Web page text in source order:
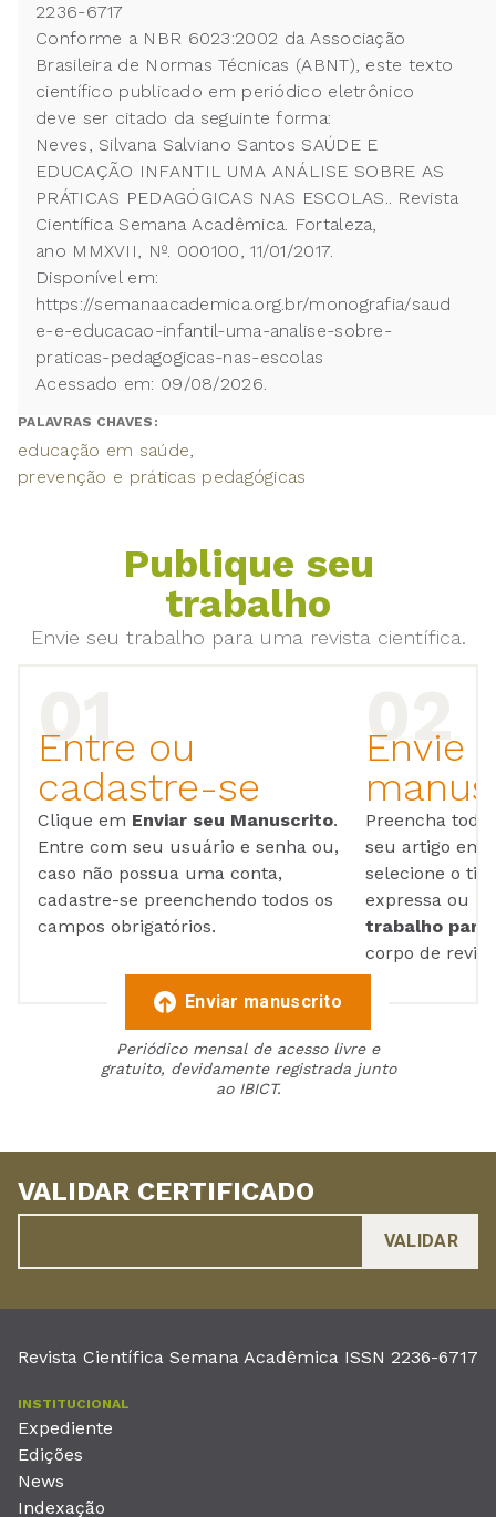
2236-6717
Conforme a NBR 6023:2002 da Associação
Brasileira de Normas Técnicas (ABNT), este texto
científico publicado em periódico eletrônico
deve ser citado da seguinte forma:
Neves, Silvana Salviano Santos SAÚDE E
EDUCAÇÃO INFANTIL UMA ANÁLISE SOBRE AS
PRÁTICAS PEDAGÓGICAS NAS ESCOLAS.. Revista
Científica Semana Acadêmica. Fortaleza,
ano MMXVII, Nº. 000100, 11/01/2017.
Disponível em:
https://semanaacademica.org.br/monografia/saud
e-e-educacao-infantil-uma-analise-sobre-
praticas-pedagogicas-nas-escolas
Acessado em: 09/08/2026.
PALAVRAS CHAVES:
educação em saúde
prevenção e práticas pedagógicas
Publique seu
trabalho
Envie seu trabalho para uma revista científica.
Entre ou
cadastre-se
Clique em Enviar seu Manuscrito.
Entre com seu usuário e senha ou,
caso não possua uma conta,
cadastre-se preenchendo todos os
campos obrigatórios.
Envie
Preencha
seu artigo em
selecione o
expressa ou
trabalho para
corpo de
Enviar manuscrito
Periódico mensal de acesso livre e
gratuito, devidamente registrada junto
ao IBICT.
VALIDAR CERTIFICADO
Revista Científica Semana Acadêmica ISSN 2236-6717
INSTITUCIONAL
Expediente
Edições
News
Indexação